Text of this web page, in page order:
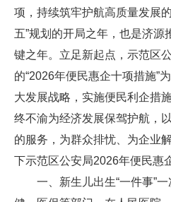
项，持续筑牢护航高质量发展
五”规划的开局之年，也是济源
键之年。立足新起点，示范区
的“2026年便民惠企十项措施”
大发展战略，实施便民利企措
终不渝为经济发展保驾护航，
的服务，为群众排忧、为企业
下示范区公安局2026年便民惠
一、新生儿出生“一件事”